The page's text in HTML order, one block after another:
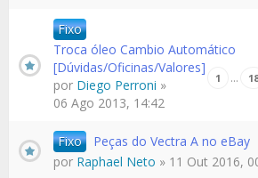
Fixo
Troca óleo Cambio Automático
[Dúvidas/Oficinas/Valores]
1 … 18
por Diego Perroni »
06 Ago 2013, 14:42
Fixo
Peças do Vectra A no eBay
por Raphael Neto » 11 Out 2016,